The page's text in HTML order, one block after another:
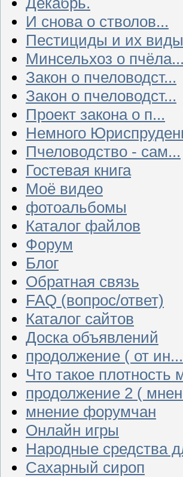
И снова о стволов...
Пестициды и их виды
Минсельхоз о пчёла...
Закон о пчеловодст...
Закон о пчеловодст...
Проект закона о п...
Немного
Пчеловодство - сам...
Гостевая книга
Моё видео
фотоальбомы
Каталог файлов
Форум
Блог
Обратная связь
FAQ (вопрос/ответ)
Каталог сайтов
Доска объявлений
продолжение ( от ин...
Что такое плотность
продолжение 2 (
мнение форумчан
Онлайн игры
Народные средства
Сахарный сироп